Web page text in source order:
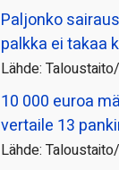
Paljonko
palkka ei takaa
Lähde:
10 000 euroa
vertaile 13
Lähde: